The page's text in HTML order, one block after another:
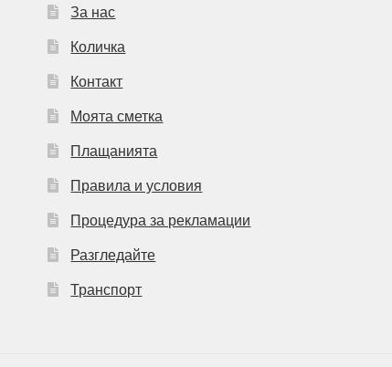
За нас
Количка
Контакт
Моята сметка
Плащанията
Правила и условия
Процедура за рекламации
Разгледайте
Транспорт